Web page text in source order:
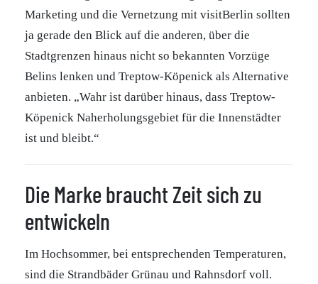
Marketing und die Vernetzung mit visitBerlin sollten
ja gerade den Blick auf die anderen, über die
Stadtgrenzen hinaus nicht so bekannten Vorzüge
Belins lenken und Treptow-Köpenick als Alternative
anbieten. „Wahr ist darüber hinaus, dass Treptow-
Köpenick Naherholungsgebiet für die Innenstädter
ist und bleibt.“
Die Marke braucht Zeit sich zu
entwickeln
Im Hochsommer, bei entsprechenden Temperaturen,
sind die Strandbäder Grünau und Rahnsdorf voll.